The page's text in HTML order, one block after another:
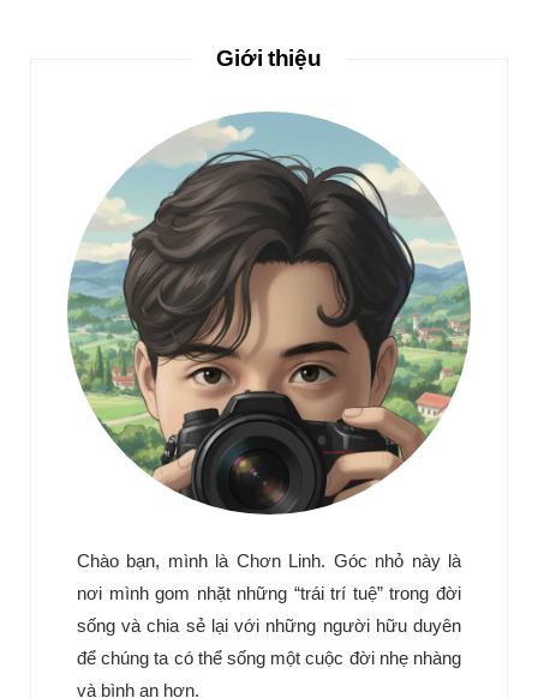
Giới thiệu
Chào bạn, mình là Chơn Linh. Góc nhỏ này là
nơi mình gom nhặt những “trái trí tuệ” trong đời
sống và chia sẻ lại với những người hữu duyên
để chúng ta có thể sống một cuộc đời nhẹ nhàng
và bình an hơn.